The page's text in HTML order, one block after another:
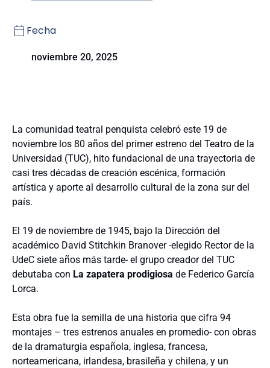
Fecha
noviembre 20, 2025
La comunidad teatral penquista celebró este 19 de
noviembre los 80 años del primer estreno del Teatro de la
Universidad (TUC), hito fundacional de una trayectoria de
casi tres décadas de creación escénica, formación
artística y aporte al desarrollo cultural de la zona sur del
país.
El 19 de noviembre de 1945, bajo la Dirección del
académico David Stitchkin Branover -elegido Rector de la
UdeC siete años más tarde- el grupo creador del TUC
debutaba con La zapatera prodigiosa de Federico García
Lorca.
Esta obra fue la semilla de una historia que cifra 94
montajes – tres estrenos anuales en promedio- con obras
de la dramaturgia española, inglesa, francesa,
norteamericana, irlandesa, brasileña y chilena, y un